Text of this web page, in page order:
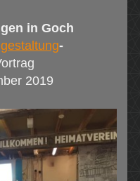
in Goch
-
2019